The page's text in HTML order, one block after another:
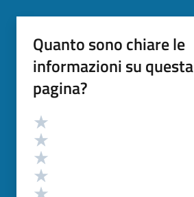
Quanto sono chiare le
informazioni su questa
pagina?
Valutazione